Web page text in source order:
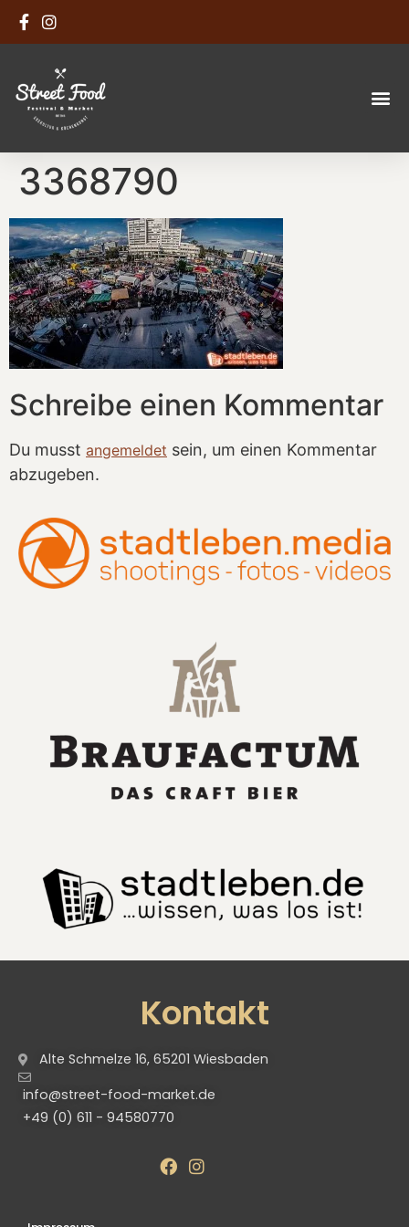
3368790
Schreibe einen Kommentar
Du musst angemeldet sein, um einen Kommentar
abzugeben.
Kontakt
Alte Schmelze 16, 65201 Wiesbaden
info@street-food-market.de
+49 (0) 611 - 94580770